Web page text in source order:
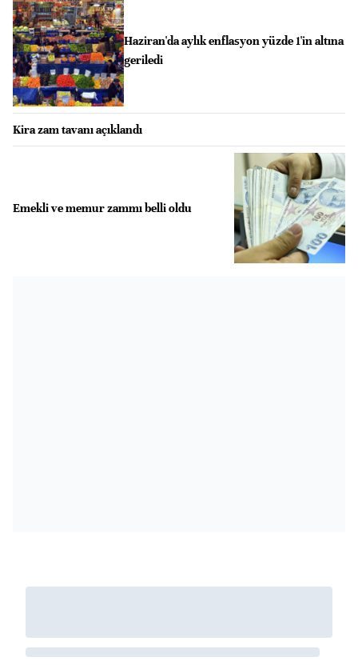
Haziran'da aylık enflasyon yüzde 1'in altına
geriledi
Kira zam tavanı açıklandı
Emekli ve memur zammı belli oldu